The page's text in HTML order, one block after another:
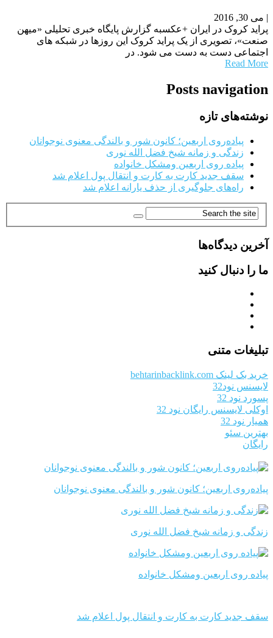
| می 30, 2016
پراید کروک در ایران +عکسبه گزارش پایگاه خبری تحلیلی «میهن
صنعت»، تصویری از یک پراید کروک این روزها در شبکه های
اجتماعی دست به دست می شود. در
Read More
Posts navigation
نوشته‌های تازه
پیاده‌روی اربعین؛ کانون شور و بالندگی معنوی نوجوانان
زندگی و زمانه شیخ فضل الله نوری
پیاده روی اربعین ومشکل خانواده
سقف جدید کارت به کارت و انتقال پول اعلام شد
راه‌های جلوگیری از حذف یارانه اعلام شد
آخرین دیدگاه‌ها
ما را دنبال کنید
تبلیغات متنی
خرید بک لینک behtarinbacklink.com
لایسنس نود32
پسورد نود 32
اوکلی لایسنس رایگان نود 32
همیار نود 32
بهترین سئو
رایگان
پیاده‌روی اربعین؛ کانون شور و بالندگی معنوی نوجوانان
زندگی و زمانه شیخ فضل الله نوری
پیاده روی اربعین ومشکل خانواده
سقف جدید کارت به کارت و انتقال پول اعلام شد